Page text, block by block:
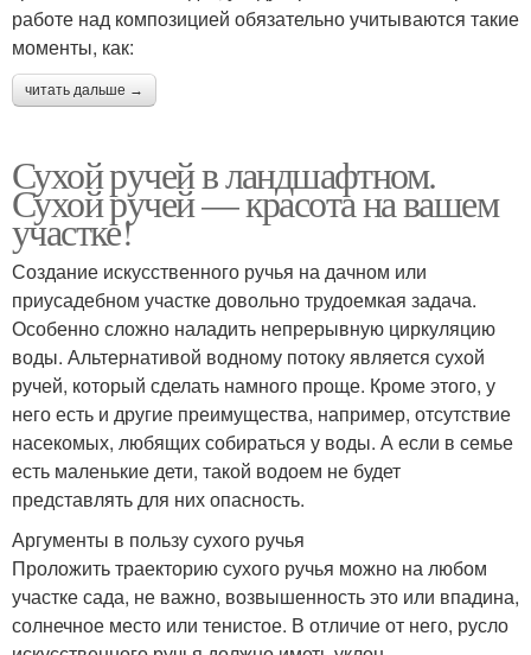
работе над композицией обязательно учитываются такие
моменты, как:
читать дальше →
Сухой ручей в ландшафтном.
Сухой ручей — красота на вашем
участке!
Создание искусственного ручья на дачном или
приусадебном участке довольно трудоемкая задача.
Особенно сложно наладить непрерывную циркуляцию
воды. Альтернативой водному потоку является сухой
ручей, который сделать намного проще. Кроме этого, у
него есть и другие преимущества, например, отсутствие
насекомых, любящих собираться у воды. А если в семье
есть маленькие дети, такой водоем не будет
представлять для них опасность.
Аргументы в пользу сухого ручья
Проложить траекторию сухого ручья можно на любом
участке сада, не важно, возвышенность это или впадина,
солнечное место или тенистое. В отличие от него, русло